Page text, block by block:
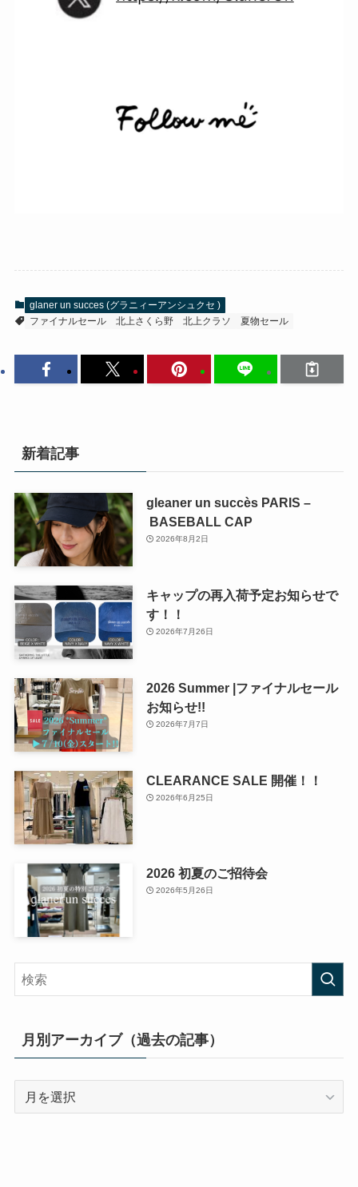
glaner un succes (グラニィーアンシュクセ )
ファイナルセール
北上さくら野 北上クラソ 夏物セール
新着記事
gleaner un succès PARIS –
BASEBALL CAP
2026年8月2日
キャップの再入荷予定お知らせで
す！！
2026年7月26日
2026 Summer |ファイナルセール
お知らせ!!
2026年7月7日
CLEARANCE SALE 開催！！
2026年6月25日
2026 初夏のご招待会
2026年5月26日
月別アーカイブ（過去の記事）